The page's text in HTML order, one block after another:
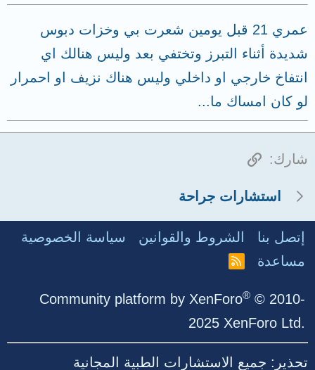
عمري 21 قبل يومين شعرت بي وخزات دبوس
شديدة أثناء التبرز وتختفي بعد وليس هنالك اي
انتفاخ خارجي او داخلي وليس هناك نزيف او احمرار
لو كان امساك ما...
شارك: الرابط
استشارات جراحة
إتصل بنا الشروط والقوانين
سياسة الخصوصية
مساعدة
R
Community platform by XenForo® © 2010-
2025 XenForo Ltd.
تحذير: جميع الاستشارات الطبية المجانية